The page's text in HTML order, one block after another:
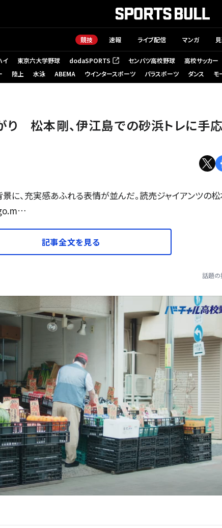
競技 速報 ライブ配信 マンガ
イ 東京六大学野球 dodaSPORTS
（新しいタブで開く） センバツ高校野球 高校サッカー
陸上 水泳 ABEMA ウインタースポーツ パラスポーツ ダンス モ
り 松本剛、伊江島での砂浜トレに手
に、充実感あふれる表情が並んだ。読売ジャイアンツの
記事全文を見る
話題の